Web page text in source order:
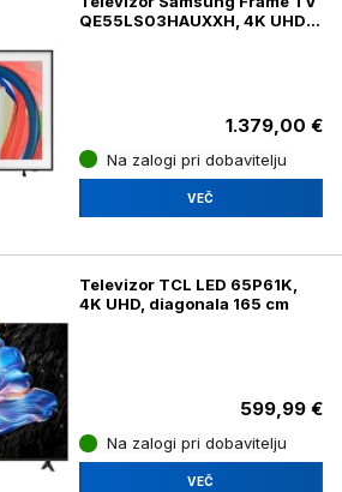
QE55LS03HAUXXH, 4K UHD,
1.379,00 €
Na zalogi pri dobavitelju
VEČ
Televizor TCL LED 65P61K,
4K UHD, diagonala 165 cm
599,99 €
Na zalogi pri dobavitelju
VEČ